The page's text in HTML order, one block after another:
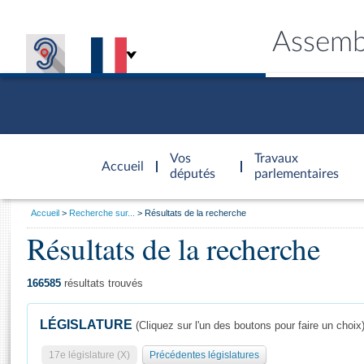
Accueil
d'accueil
Vos
députés
Travaux
parlementaires
Général
Vous
Accueil Recherche sur... Résultats de la recherche
Résultats de la recherche
166585 résultats trouvés
LÉGISLATURE (Cliquez sur l'un des boutons pour faire un choix)
17e législature (X) Précédentes législatures